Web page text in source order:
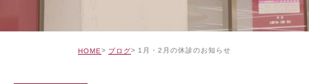
HOME ブログ 1月・2月の休診のお知らせ